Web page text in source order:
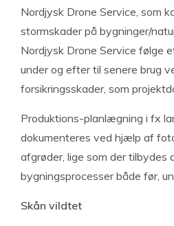
Nordjysk Drone Service, som
stormskader på bygninger/
Nordjysk Drone Service følge
under og efter til senere brug
forsikringsskader, som
Produktions-planlægning i fx
dokumenteres ved hjælp af
afgrøder, lige som der tilbydes
bygningsprocesser både før,
Skån vildtet